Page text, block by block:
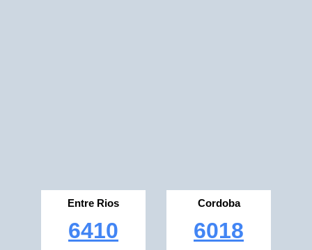
Entre Rios
6410
Cordoba
6018